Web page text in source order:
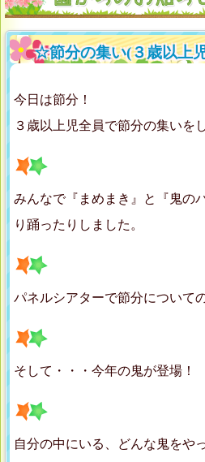
☆節分の集い(３歳以上
今日は節分！
３歳以上児全員で節分の集いを
みんなで『まめまき』と『鬼の
り踊ったりしました。
パネルシアターで節分について
そして・・・今年の鬼が登場！
自分の中にいる、どんな鬼をや